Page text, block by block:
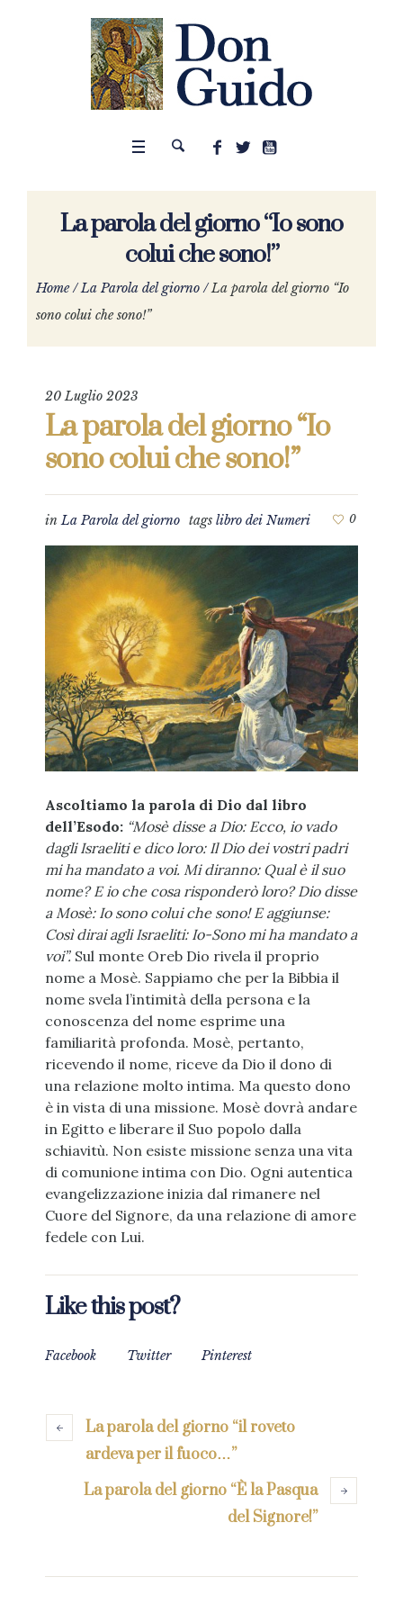
La parola del giorno “Io sono
colui che sono!”
Home /La Parola del giorno /La parola del giorno “Io
sono colui che sono!”
20 Luglio 2023
La parola del giorno “Io
sono colui che sono!”
inLa Parola del giorno tags libro dei Numeri 0
Ascoltiamo la parola di Dio dal libro
dell’Esodo: “Mosè disse a Dio: Ecco, io vado
dagli Israeliti e dico loro: Il Dio dei vostri padri
mi ha mandato a voi. Mi diranno: Qual è il suo
nome? E io che cosa risponderò loro? Dio disse
a Mosè: Io sono colui che sono! E aggiunse:
Così dirai agli Israeliti: Io-Sono mi ha mandato a
voi”. Sul monte Oreb Dio rivela il proprio
nome a Mosè. Sappiamo che per la Bibbia il
nome svela l’intimità della persona e la
conoscenza del nome esprime una
familiarità profonda. Mosè, pertanto,
ricevendo il nome, riceve da Dio il dono di
una relazione molto intima. Ma questo dono
è in vista di una missione. Mosè dovrà andare
in Egitto e liberare il Suo popolo dalla
schiavitù. Non esiste missione senza una vita
di comunione intima con Dio. Ogni autentica
evangelizzazione inizia dal rimanere nel
Cuore del Signore, da una relazione di amore
fedele con Lui.
Like this post?
Facebook Twitter Pinterest
La parola del giorno “il roveto
ardeva per il fuoco…”
La parola del giorno “È la Pasqua
del Signore!”